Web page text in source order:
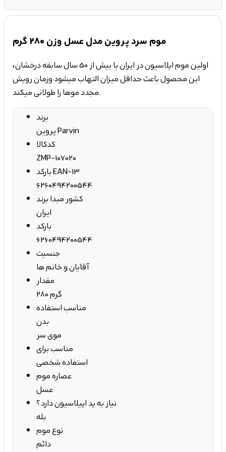
موم سرد پروین مدل عسل وزن 280 گرم
اولین موم اپلاسیون در ایران با بیش از 50 سال سابقه درخشان،
این محصول باعث حداقل میزان التهاب میشود و زمان رویش
مجدد موها را طولانی میکند.
برند
پروین Parvin
کدکالا
ZMP-107020
بارکد EAN-13
6260494200544
کشور مبدا برند
ایران
بارکد
6260494200544
جنسیت
آقایان و خانم ها
مقدار
280 گرم
مناسب استفاده
بدن
موی سر
مناسب برای
استفاده شخصی
عصاره موم
عسل
نیاز به پد اپیلاسیون دارد؟
بله
نوع موم
دائم